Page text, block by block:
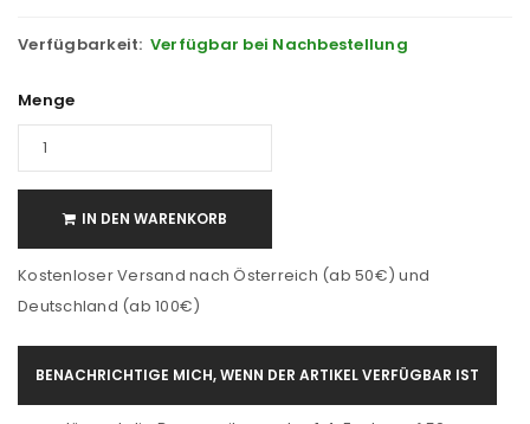
Verfügbarkeit: Verfügbar bei Nachbestellung
Menge
IN DEN WARENKORB
Kostenloser Versand nach Österreich (ab 50€) und
Deutschland (ab 100€)
BENACHRICHTIGE MICH, WENN DER ARTIKEL VERFÜGBAR IST